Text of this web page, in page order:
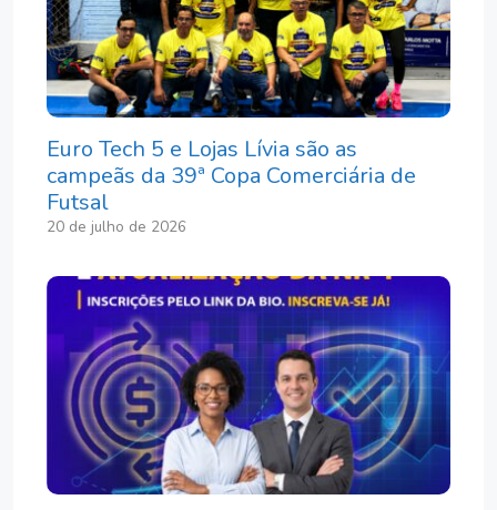
Euro Tech 5 e Lojas Lívia são as
campeãs da 39ª Copa Comerciária de
Futsal
20 de julho de 2026